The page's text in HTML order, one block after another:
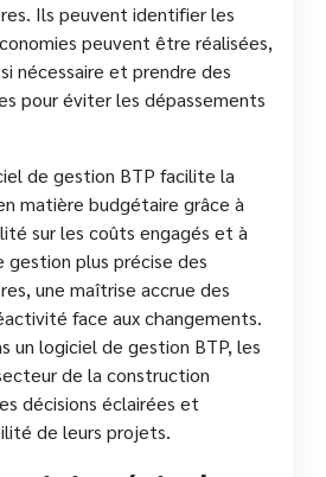
Ils peuvent identifier les
peuvent être réalisées,
nécessaire et prendre des
pour éviter les dépassements
de gestion BTP facilite la
matière budgétaire grâce à
sur les coûts engagés et à
gestion plus précise des
une maîtrise accrue des
face aux changements.
un logiciel de gestion BTP, les
de la construction
décisions éclairées et
de leurs projets.